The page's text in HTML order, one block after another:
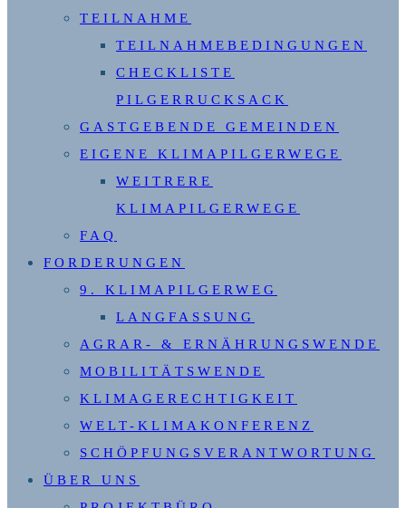
TEILNAHME
TEILNAHMEBEDINGUNGEN
CHECKLISTE
PILGERRUCKSACK
GASTGEBENDE GEMEINDEN
EIGENE KLIMAPILGERWEGE
WEITRERE
KLIMAPILGERWEGE
FAQ
FORDERUNGEN
9. KLIMAPILGERWEG
LANGFASSUNG
AGRAR- & ERNÄHRUNGSWENDE
MOBILITÄTSWENDE
KLIMAGERECHTIGKEIT
WELT-KLIMAKONFERENZ
SCHÖPFUNGSVERANTWORTUNG
ÜBER UNS